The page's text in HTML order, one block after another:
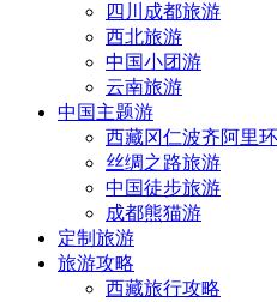
四川成都旅游
西北旅游
中国小团游
云南旅游
中国主题游
西藏冈仁波齐阿里
丝绸之路旅游
中国徒步旅游
成都熊猫游
定制旅游
旅游攻略
西藏旅行攻略